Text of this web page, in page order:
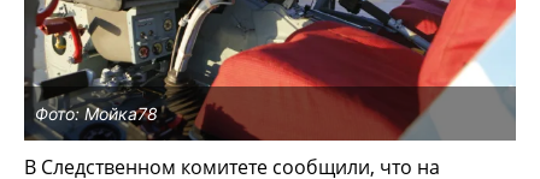
Фото: Мойка78
В Следственном комитете сообщили, что на